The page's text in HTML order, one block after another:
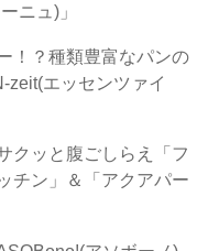
ニュ)」
！？種類豊富なパンの
zeit(エッセンツァイ
クッと腹ごしらえ「フ
チン」＆「アクアパー